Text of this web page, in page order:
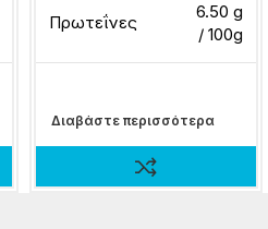
Πρωτεΐνες
6.50 g
/ 100g
Διαβάστε περισσότερα